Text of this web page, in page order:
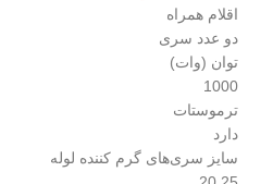
اقلام همراه
دو عدد سری
توان (وات)
1000
ترموستات
دارد
سایز سری‌های گرم کننده لوله